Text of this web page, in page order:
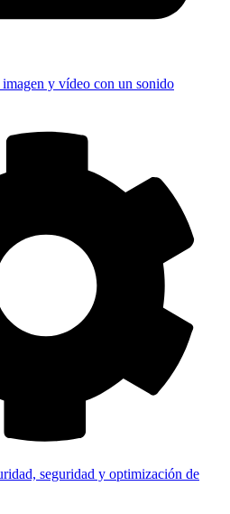
y vídeo con un sonido
seguridad y optimización de